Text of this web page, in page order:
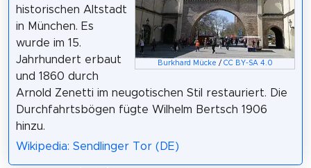
Burkhard Mücke / CC BY-SA 4.0
historischen Altstadt
in München. Es
wurde im 15.
Jahrhundert erbaut
und 1860 durch
Arnold Zenetti im neugotischen Stil restauriert. Die
Durchfahrtsbögen fügte Wilhelm Bertsch 1906
hinzu.
Wikipedia: Sendlinger Tor (DE)